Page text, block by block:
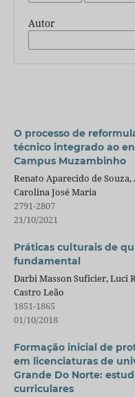
Autor
O processo de
técnico integrado ao
Campus Muzambinho
Renato Aparecido de
Carolina José Maria
2791-2807
21/10/2021
Práticas culturais de
fundamental
Darbi Masson Suficier, Luci
Castro Leão
1851-1865
01/10/2018
Formação inicial de
em licenciaturas de
Grande Do Norte:
curriculares